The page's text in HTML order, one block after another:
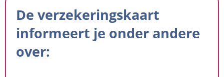
De verzekeringskaart
informeert je onder andere
over: